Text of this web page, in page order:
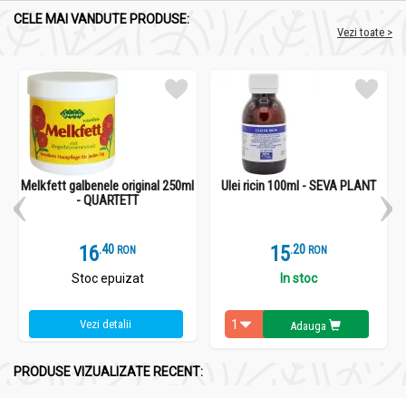
CELE MAI VANDUTE PRODUSE:
Vezi toate >
Melkfett galbenele original 250ml
- QUARTETT
16.4 RON
Stoc epuizat
Vezi detalii
Ulei ricin 100ml - SEVA PLANT
15.2 RON
In stoc
Adauga
PRODUSE VIZUALIZATE RECENT: